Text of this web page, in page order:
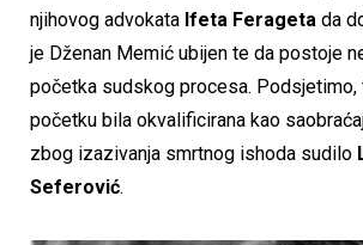
njihovog advokata Ifeta Ferageta da
je Dženan Memić ubijen te da postoje
početka sudskog procesa. Podsjetimo,
početku bila okvalificirana kao
zbog izazivanja smrtnog ishoda sudilo
Seferović.